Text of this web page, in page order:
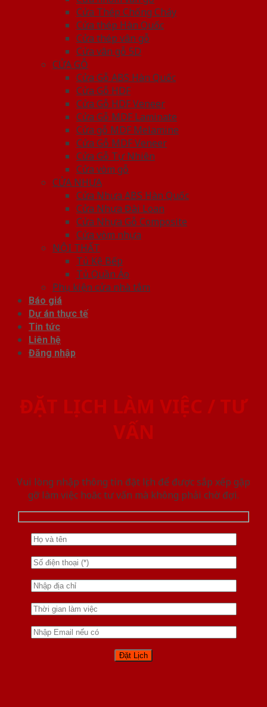
Cửa Thép Chống Cháy
Cửa thép Hàn Quốc
Cửa thép vân gỗ
Cửa vân gỗ 5D
CỬA GỖ
Cửa Gỗ ABS Hàn Quốc
Cửa Gỗ HDF
Cửa Gỗ HDF Veneer
Cửa Gỗ MDF Laminate
Cửa gỗ MDF Melamine
Cửa Gỗ MDF Veneer
Cửa Gỗ Tự Nhiên
Cửa vòm gỗ
CỬA NHỰA
Cửa Nhựa ABS Hàn Quốc
Cửa Nhựa Đài Loan
Cửa Nhựa Gỗ Composite
Cửa vòm nhựa
NỘI THẤT
Tủ Kệ Bếp
Tủ Quần Áo
Phụ kiện cửa nhà tắm
Báo giá
Dự án thực tế
Tin tức
Liên hệ
Đăng nhập
ĐẶT LỊCH LÀM VIỆC / TƯ
VẤN
Vui lòng nhập thông tin đặt lịch để được sắp xếp gặp
gỡ làm việc hoăc tư vấn mà không phải chờ đợi.